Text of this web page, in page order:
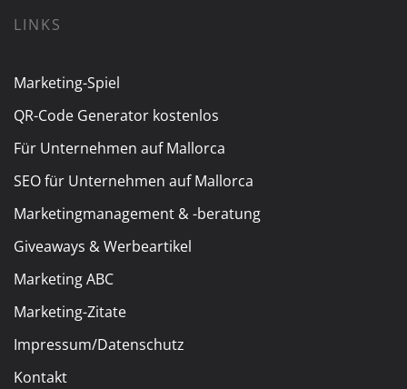
LINKS
Marketing-Spiel
QR-Code Generator kostenlos
Für Unternehmen auf Mallorca
SEO für Unternehmen auf Mallorca
Marketingmanagement & -beratung
Giveaways & Werbeartikel
Marketing ABC
Marketing-Zitate
Impressum/Datenschutz
Kontakt